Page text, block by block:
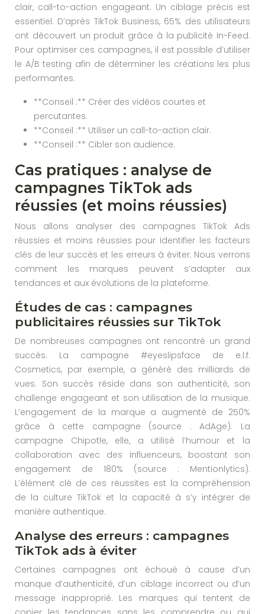
clair, call-to-action engageant. Un ciblage précis est
essentiel. D’après TikTok Business, 65% des utilisateurs
ont découvert un produit grâce à la publicité In-Feed.
Pour optimiser ces campagnes, il est possible d’utiliser
le A/B testing afin de déterminer les créations les plus
performantes.
**Conseil :** Créer des vidéos courtes et
percutantes.
**Conseil :** Utiliser un call-to-action clair.
**Conseil :** Cibler son audience.
Cas pratiques : analyse de
campagnes TikTok ads
réussies (et moins réussies)
Nous allons analyser des campagnes TikTok Ads
réussies et moins réussies pour identifier les facteurs
clés de leur succès et les erreurs à éviter. Nous verrons
comment les marques peuvent s’adapter aux
tendances et aux évolutions de la plateforme.
Études de cas : campagnes
publicitaires réussies sur TikTok
De nombreuses campagnes ont rencontré un grand
succès. La campagne #eyeslipsface de e.l.f.
Cosmetics, par exemple, a généré des milliards de
vues. Son succès réside dans son authenticité, son
challenge engageant et son utilisation de la musique.
L’engagement de la marque a augmenté de 250%
grâce à cette campagne (source : AdAge). La
campagne Chipotle, elle, a utilisé l’humour et la
collaboration avec des influenceurs, boostant son
engagement de 180% (source : Mentionlytics).
L’élément clé de ces réussites est la compréhension
de la culture TikTok et la capacité à s’y intégrer de
manière authentique.
Analyse des erreurs : campagnes
TikTok ads à éviter
Certaines campagnes ont échoué à cause d’un
manque d’authenticité, d’un ciblage incorrect ou d’un
message inapproprié. Les marques qui tentent de